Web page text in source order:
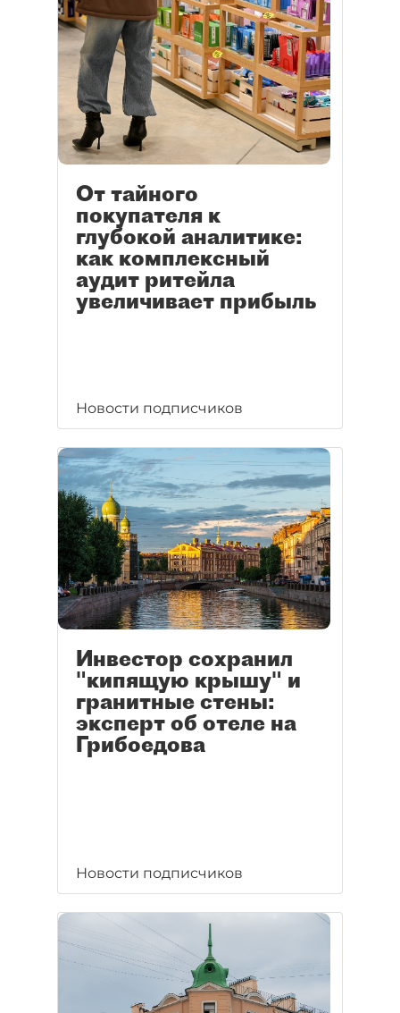
От тайного
покупателя к
глубокой аналитике:
как комплексный
аудит ритейла
увеличивает прибыль
Новости подписчиков
Инвестор сохранил
"кипящую крышу" и
гранитные стены:
эксперт об отеле на
Грибоедова
Новости подписчиков